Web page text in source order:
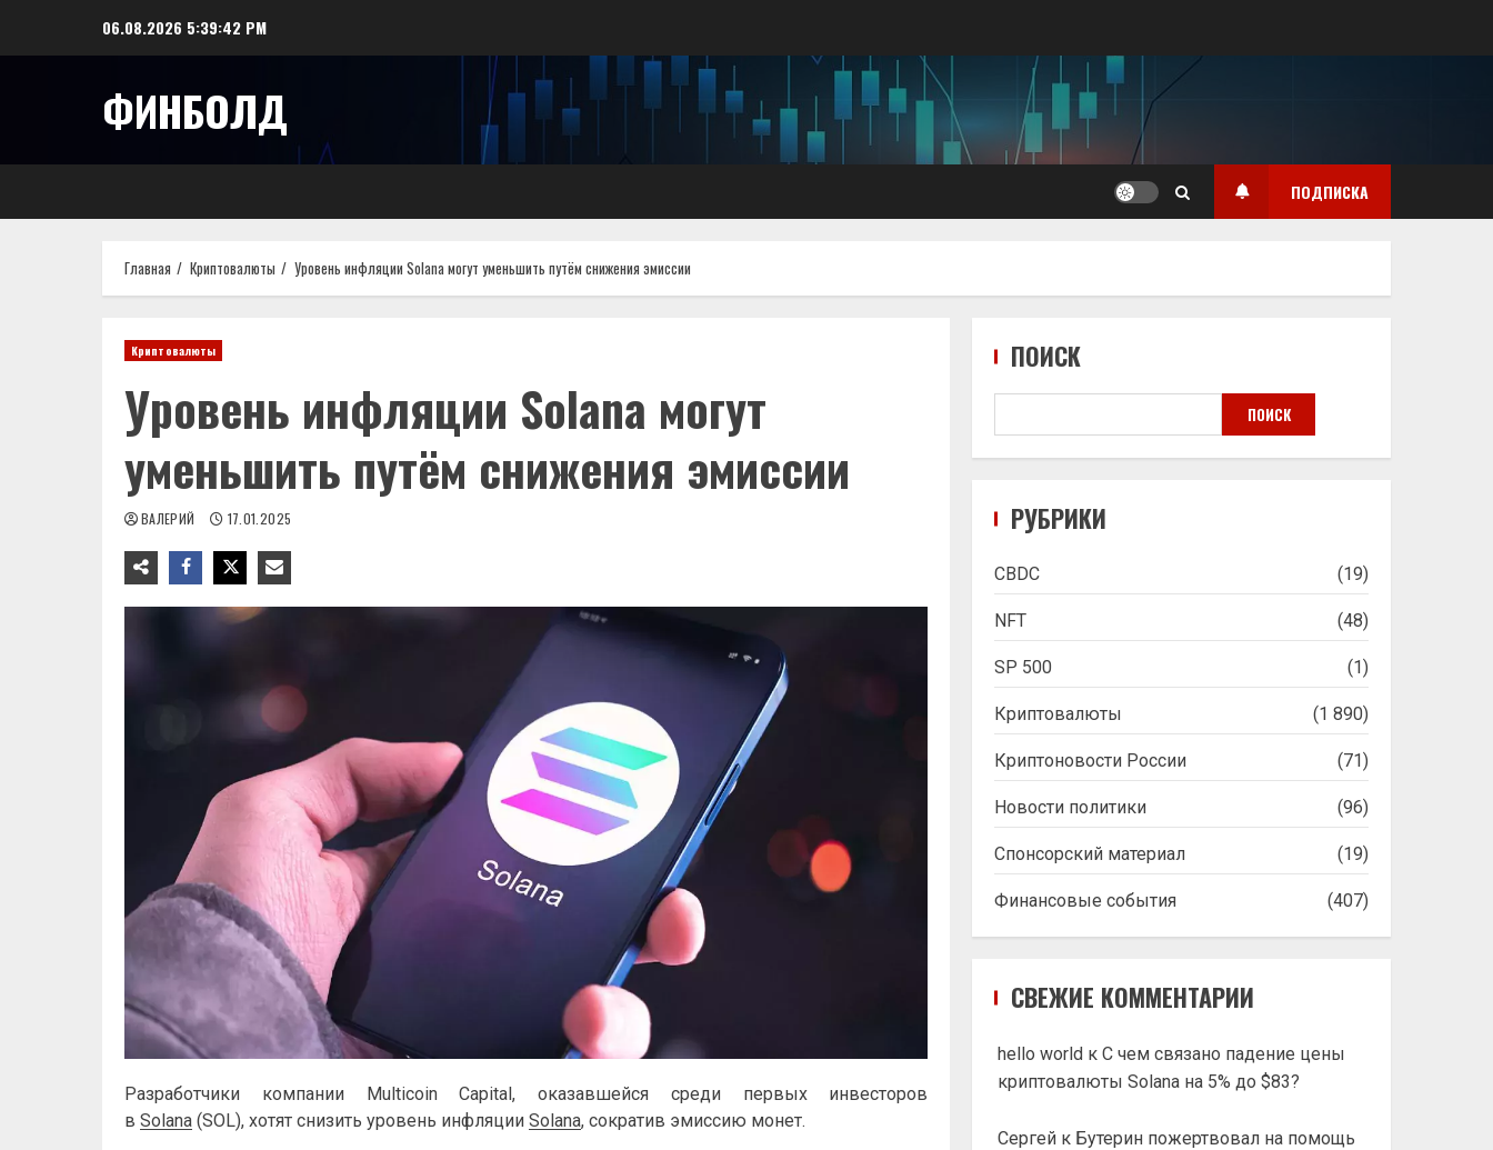
06.08.2026 5:39:43 PM
ФИНБОЛД
ПОДПИСКА
Главная Криптовалюты Уровень инфляции Solana могут уменьшить путём снижения эмиссии
Криптовалюты
Уровень инфляции Solana могут
уменьшить путём снижения эмиссии
ВАЛЕРИЙ 17.01.2025
Разработчики компании Multicoin Capital, оказавшейся среди первых инвесторов
в Solana (SOL), хотят снизить уровень инфляции Solana, сократив эмиссию монет.
ПОИСК
ПОИСК
РУБРИКИ
CBDC (19)
NFT (48)
SP 500 (1)
Криптовалюты (1 890)
Криптоновости России (71)
Новости политики (96)
Спонсорский материал (19)
Финансовые события (407)
СВЕЖИЕ КОММЕНТАРИИ
hello world кС чем связано падение цены
криптовалюты Solana на 5% до $83?
Сергей к Бутерин пожертвовал на помощь